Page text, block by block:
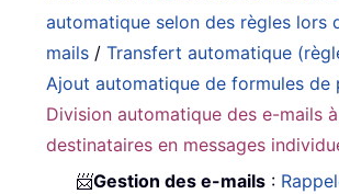
automatique selon des règles lors
mails /Transfert automatique
Ajout automatique de formules de
Division automatique des e-mails
destinataires en messages
📨Gestion des e-mails :